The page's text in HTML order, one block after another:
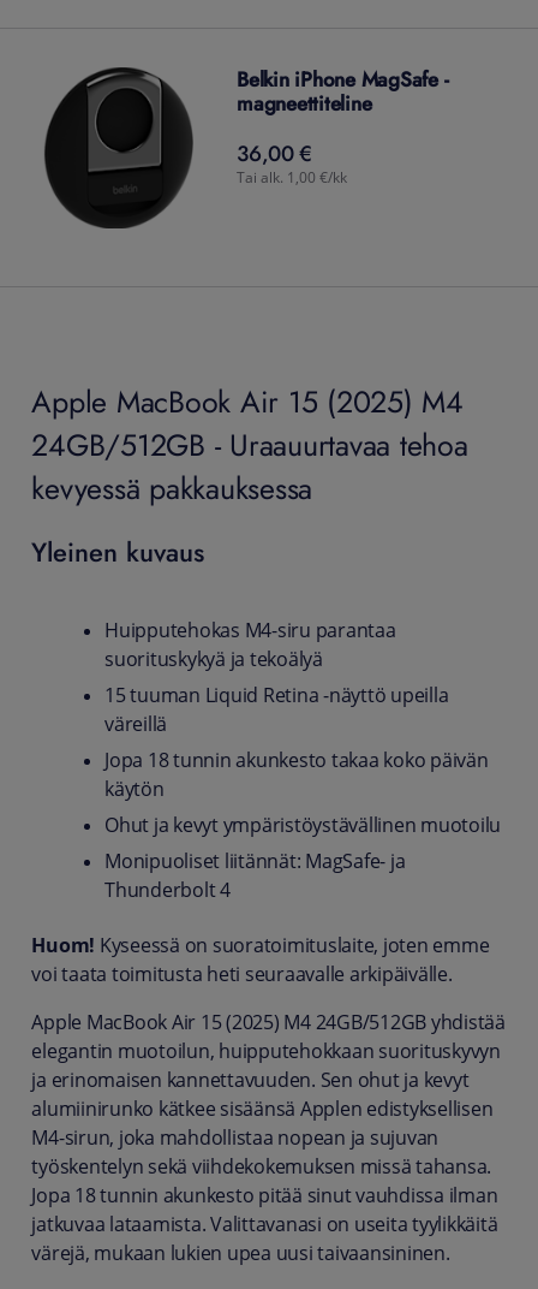
Belkin iPhone MagSafe -
magneettiteline
36,00 €
36,00€
Tai alk. 1,00 €/kk
Apple MacBook Air 15 (2025) M4
24GB/512GB - Uraauurtavaa tehoa
kevyessä pakkauksessa
Yleinen kuvaus
Huipputehokas M4-siru parantaa
suorituskykyä ja tekoälyä
15 tuuman Liquid Retina -näyttö upeilla
väreillä
Jopa 18 tunnin akunkesto takaa koko päivän
käytön
Ohut ja kevyt ympäristöystävällinen muotoilu
Monipuoliset liitännät: MagSafe- ja
Thunderbolt 4
Huom! Kyseessä on suoratoimituslaite, joten emme
voi taata toimitusta heti seuraavalle arkipäivälle.
Apple MacBook Air 15 (2025) M4 24GB/512GB yhdistää
elegantin muotoilun, huipputehokkaan suorituskyvyn
ja erinomaisen kannettavuuden. Sen ohut ja kevyt
alumiinirunko kätkee sisäänsä Applen edistyksellisen
M4-sirun, joka mahdollistaa nopean ja sujuvan
työskentelyn sekä viihdekokemuksen missä tahansa.
Jopa 18 tunnin akunkesto pitää sinut vauhdissa ilman
jatkuvaa lataamista. Valittavanasi on useita tyylikkäitä
värejä, mukaan lukien upea uusi taivaansininen.